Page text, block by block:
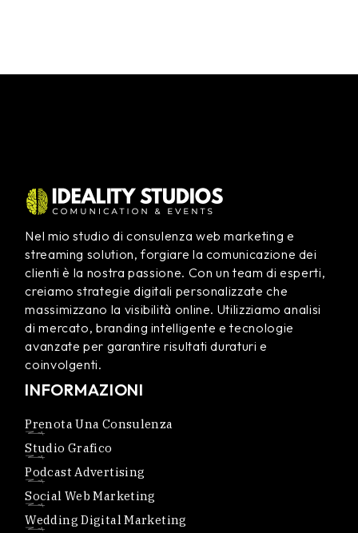
Nel mio studio di consulenza web marketing e
streaming solution, forgiare la comunicazione dei
clienti è la nostra passione. Con un team di esperti,
creiamo strategie digitali personalizzate che
massimizzano la visibilità online. Utilizziamo analisi
di mercato, branding intelligente e tecnologie
avanzate per garantire risultati duraturi e
coinvolgenti.
INFORMAZIONI
Prenota Una Consulenza
Studio Grafico
Podcast Advertising
Social Web Marketing
Wedding Digital Marketing